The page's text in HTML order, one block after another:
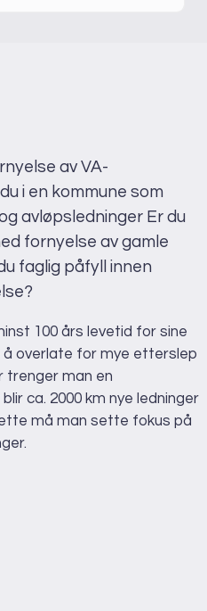
av VA-
i en kommune som
avløpsledninger Er du
fornyelse av gamle
faglig påfyll innen
100 års levetid for sine
å overlate for mye etterslep
trenger man en
ca. 2000 km nye ledninger
må man sette fokus på